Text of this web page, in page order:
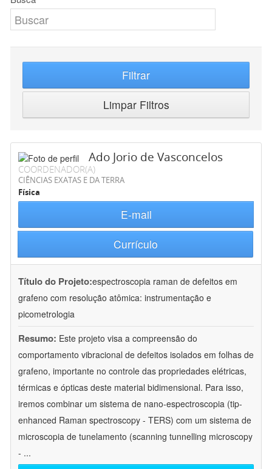
Filtrar
Limpar Filtros
Ado Jorio de Vasconcelos
COORDENADOR(A)
CIÊNCIAS EXATAS E DA TERRA
Física
E-mail
Currículo
Título do Projeto:espectroscopia raman de defeitos em
grafeno com resolução atômica: instrumentação e
picometrologia
Resumo: Este projeto visa a compreensão do
comportamento vibracional de defeitos isolados em folhas de
grafeno, importante no controle das propriedades elétricas,
térmicas e ópticas deste material bidimensional. Para isso,
iremos combinar um sistema de nano-espectroscopia (tip-
enhanced Raman spectroscopy - TERS) com um sistema de
microscopia de tunelamento (scanning tunnelling microscopy
- ...